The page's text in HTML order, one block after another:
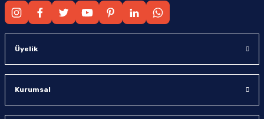
Üyelik
Kurumsal